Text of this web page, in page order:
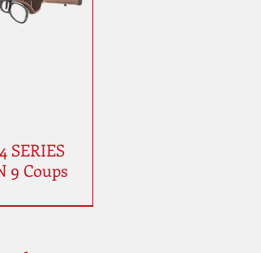
SERIES
9 Coups